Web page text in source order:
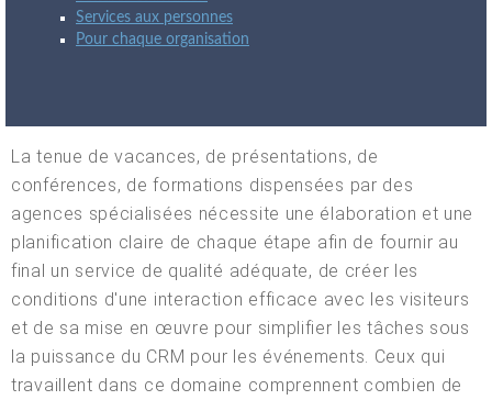
Services aux personnes
Pour chaque organisation
La tenue de vacances, de présentations, de
conférences, de formations dispensées par des
agences spécialisées nécessite une élaboration et une
planification claire de chaque étape afin de fournir au
final un service de qualité adéquate, de créer les
conditions d'une interaction efficace avec les visiteurs
et de sa mise en œuvre pour simplifier les tâches sous
la puissance du CRM pour les événements. Ceux qui
travaillent dans ce domaine comprennent combien de